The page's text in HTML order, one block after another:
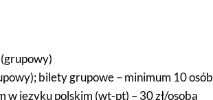
bilety grupowe – minimum 10 osób
języku polskim (wt-pt) – 30 zł/osoba